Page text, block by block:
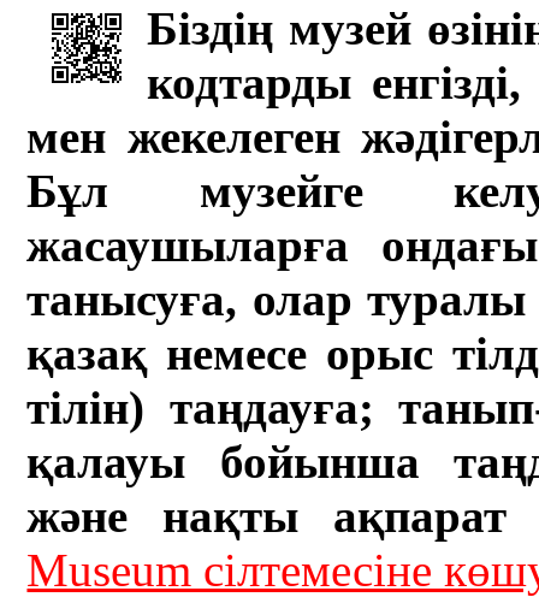
Біздің музей
кодтарды
мен жекелеген
Бұл музейге
жасаушыларға
танысуға, олар туралы
қазақ немесе орыс
тілін) таңдауға;
қалауы бойынша
және нақты ақпарат
Museum сілтемесіне